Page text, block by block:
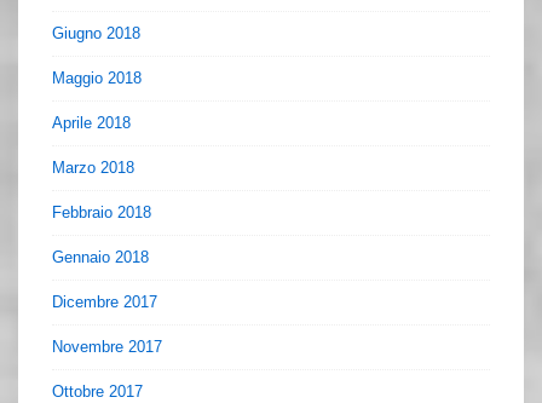
Giugno 2018
Maggio 2018
Aprile 2018
Marzo 2018
Febbraio 2018
Gennaio 2018
Dicembre 2017
Novembre 2017
Ottobre 2017